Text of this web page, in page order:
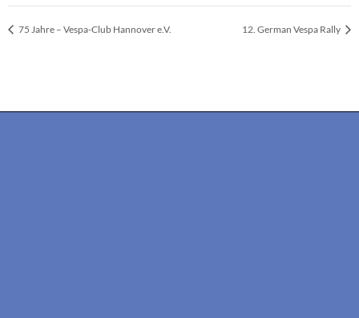
75 Jahre – Vespa-Club Hannover e.V. 12. German Vespa Rally